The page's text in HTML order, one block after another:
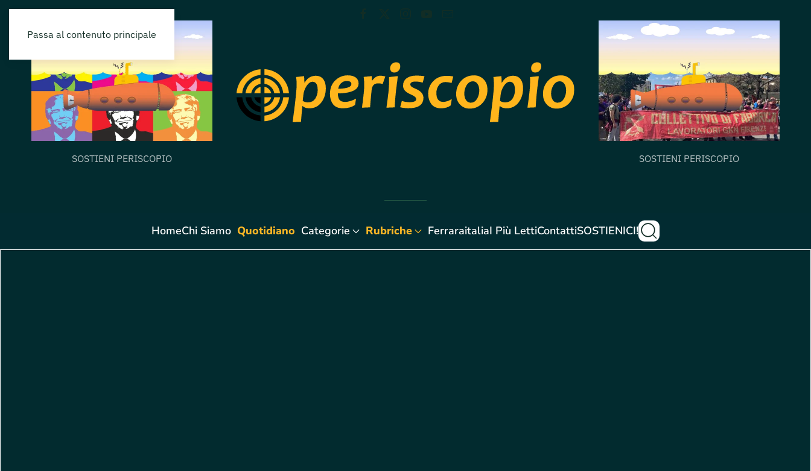
Passa al contenuto principale
SOSTIENI PERISCOPIO SOSTIENI PERISCOPIO
HomeChi Siamo Quotidiano Categorie Rubriche FerraraitaliaI Più LettiContattiSOSTIENICI!